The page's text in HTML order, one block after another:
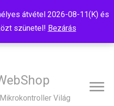
átvétel 2026-08-11(K) és
szünetel! Bezárás
Világ